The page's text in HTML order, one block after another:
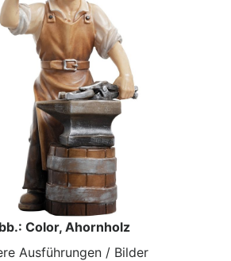
Color, Ahornholz
Ausführungen / Bilder